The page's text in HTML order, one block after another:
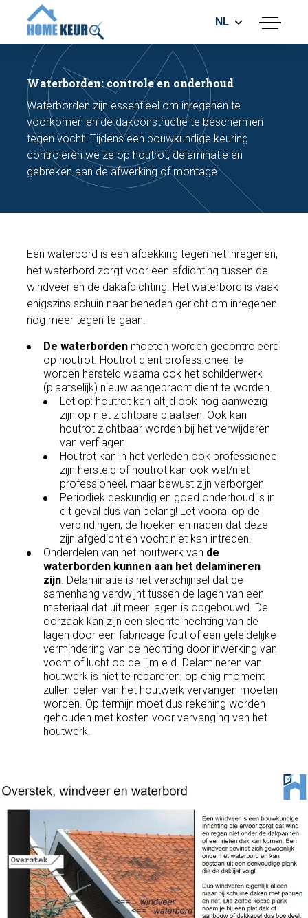
menu
BOUWKUNDIGE KEURING
ENERGIELABEL
MEETRAPPORT
FUNDERINGSRISICO ONDERZOEK
NL
Bel nu
Waterborden: controle en onderhoud
Waterborden zijn essentieel om inregenen te
voorkomen en de dakconstructie te beschermen
tegen vocht. Tijdens een bouwkundige keuring
controleren we ze op houtrot, delaminatie en
gebreken aan de afwerking of montage.
Een waterbord is een afdekking tegen het inregenen,
het waterbord zorgt voor een afdichting tussen de
windveer en de dakafdichting. Het waterbord is vaak
enigszins schuin naar beneden gericht om inregenen
nog meer tegen te gaan.
De waterborden moeten worden gecontroleerd
op houtrot. Houtrot dient professioneel te
worden hersteld waarna ook het schilderwerk
(plaatselijk) nieuw aangebracht dient te worden.
Let op: houtrot kan altijd ook nog aanwezig
zijn op niet zichtbare plaatsen! Ook kan
houtrot zichtbaar worden bij het verwijderen
van verflagen.
Houtrot kan in het verleden ook professioneel
zijn hersteld of houtrot kan ook wel/niet
professioneel, maar bewust zijn verborgen
Periodiek deskundig en goed onderhoud is in
dit geval dus van belang! Let vooral op de
verbindingen, de hoeken en naden dat deze
zijn afgedicht en vocht niet kan intreden!
Onderdelen van het houtwerk van de
waterborden kunnen aan het delamineren
zijn. Delaminatie is het verschijnsel dat de
samenhang verdwijnt tussen de lagen van een
materiaal dat uit meer lagen is opgebouwd. De
oorzaak kan zijn een slechte hechting van de
lagen door een fabricage fout of een geleidelijke
vermindering van de hechting door inwerking van
vocht of lucht op de lijm e.d. Delamineren van
houtwerk is niet te repareren, op enig moment
zullen delen van het houtwerk vervangen moeten
worden. Op termijn moet dus rekening worden
gehouden met kosten voor vervanging van het
houtwerk.